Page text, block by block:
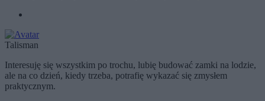
Talisman
Interesuję się wszystkim po trochu, lubię budować zamki na lodzie,
ale na co dzień, kiedy trzeba, potrafię wykazać się zmysłem
praktycznym.